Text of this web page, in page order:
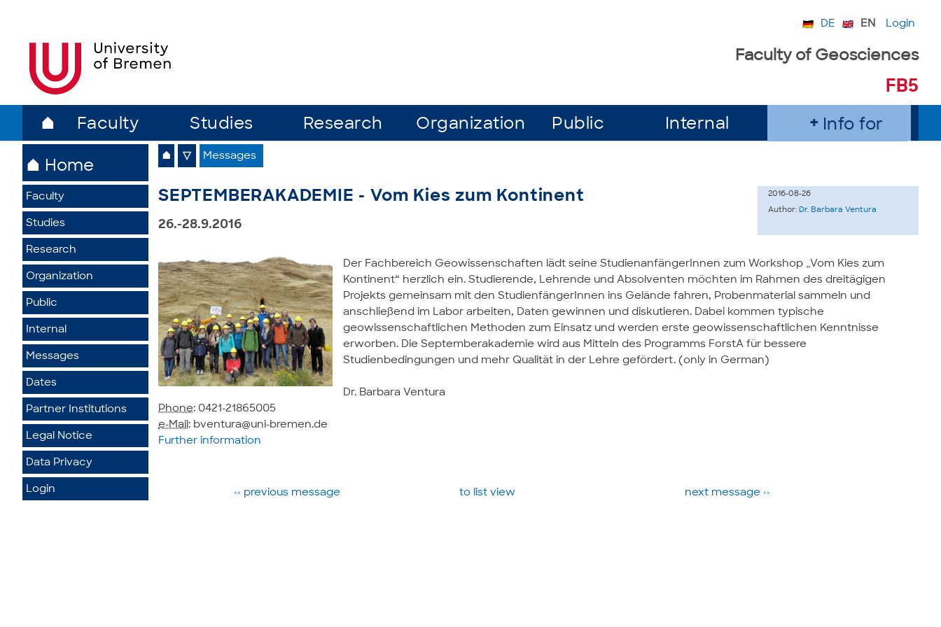
DE EN Login
Faculty of Geosciences
FB5
⌂ Faculty Studies Research Organization Public Internal Info for
⌂ Home
Faculty
Studies
Research
Organization
Public
Internal
Messages
Dates
Partner Institutions
Legal Notice
Data Privacy
Login
⌂ ▽ Messages
SEPTEMBERAKADEMIE - Vom Kies zum Kontinent
26.-28.9.2016
2016-08-26
Author: Dr. Barbara Ventura
Der Fachbereich Geowissenschaften lädt seine StudienanfängerInnen zum Workshop „Vom Kies zum
Kontinent“ herzlich ein. Studierende, Lehrende und Absolventen möchten im Rahmen des dreitägigen
Projekts gemeinsam mit den StudienfängerInnen ins Gelände fahren, Probenmaterial sammeln und
anschließend im Labor arbeiten, Daten gewinnen und diskutieren. Dabei kommen typische
geowissenschaftlichen Methoden zum Einsatz und werden erste geowissenschaftlichen Kenntnisse
erworben. Die Septemberakademie wird aus Mitteln des Programms ForstA für bessere
Studienbedingungen und mehr Qualität in der Lehre gefördert. (only in German)
Dr. Barbara Ventura
Phone: 0421-21865005
e-Mail: bventura@uni-bremen.de
Further information
‹‹ previous message to list view next message ››